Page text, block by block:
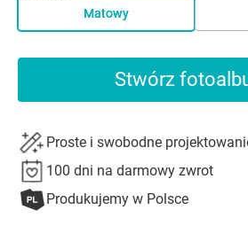
Matowy
Stwórz
Proste i swobodne
100 dni na darmowy zwrot
Produkujemy w Polsce